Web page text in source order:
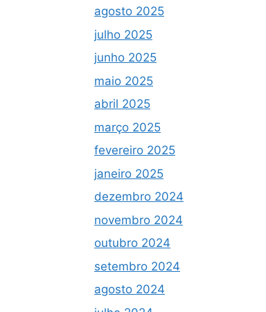
agosto 2025
julho 2025
junho 2025
maio 2025
abril 2025
março 2025
fevereiro 2025
janeiro 2025
dezembro 2024
novembro 2024
outubro 2024
setembro 2024
agosto 2024